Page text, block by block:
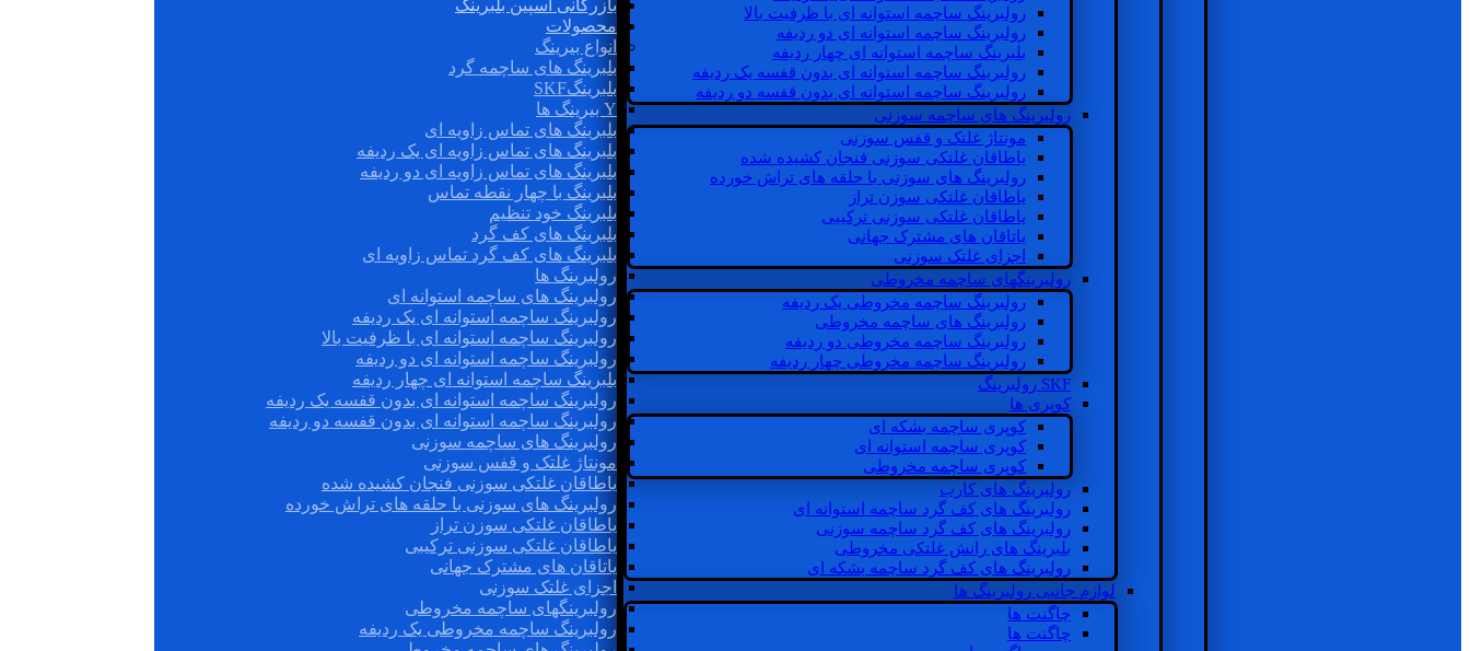
رولبرینگ ساچمه استوانه ای با ظرفیت بالا
رولبرینگ ساچمه استوانه ای دو ردیفه
بلبرینگ ساچمه استوانه ای چهار ردیفه
رولبرینگ ساچمه استوانه ای بدون قفسه یک ردیفه
رولبرینگ ساچمه استوانه ای بدون قفسه دو ردیفه
رولبرینگ های ساچمه سوزنی
مونتاژ غلتک و قفس سوزنی
یاطاقان غلتکی سوزنی فنجان کشیده شده
رولبرینگ های سوزنی با حلقه های تراش خورده
یاطاقان غلتکی سوزن تراز
یاطاقان غلتکی سوزنی ترکیبی
یاتاقان های مشترک جهانی
اجزای غلتک سوزنی
رولبرینگهای ساچمه مخروطی
رولبرینگ ساچمه مخروطی یک ردیفه
رولبرینگ های ساچمه مخروطی
رولبرینگ ساچمه مخروطی دو ردیفه
رولبرینگ ساچمه مخروطی چهار ردیفه
SKF رولبرینگ
کوپری ها
کوپری ساچمه بشکه ای
کوپری ساچمه استوانه ای
کوپری ساچمه مخروطی
رولبرینگ های کارب
رولبرینگ های کف گرد ساچمه استوانه ای
رولبرینگ های کف گرد ساچمه سوزنی
بلبرینگ های رانش غلتکی مخروطی
رولبرینگ های کف گرد ساچمه بشکه ای
لوازم جانبی رولبرینگ ها
چاگنت ها
چاگنت ها
بازرگانی اسپین بلبرینگ
محصولات
انواع بیرینگ
بلبرینگ های ساچمه گرد
بلبرینگSKF
Y بیرینگ ها
بلبرینگ های تماس زاویه ای
بلبرینگ های تماس زاویه ای یک ردیفه
بلبرینگ های تماس زاویه ای دو ردیفه
بلبرینگ با چهار نقطه تماس
بلبرینگ خود تنظیم
بلبرینگ های کف گرد
بلبرینگ های کف گرد تماس زاویه ای
رولبرینگ ها
رولبرینگ های ساچمه استوانه ای
رولبرینگ ساچمه استوانه ای یک ردیفه
رولبرینگ ساچمه استوانه ای با ظرفیت بالا
رولبرینگ ساچمه استوانه ای دو ردیفه
بلبرینگ ساچمه استوانه ای چهار ردیفه
رولبرینگ ساچمه استوانه ای بدون قفسه یک ردیفه
رولبرینگ ساچمه استوانه ای بدون قفسه دو ردیفه
رولبرینگ های ساچمه سوزنی
مونتاژ غلتک و قفس سوزنی
یاطاقان غلتکی سوزنی فنجان کشیده شده
رولبرینگ های سوزنی با حلقه های تراش خورده
یاطاقان غلتکی سوزن تراز
یاطاقان غلتکی سوزنی ترکیبی
یاتاقان های مشترک جهانی
اجزای غلتک سوزنی
رولبرینگهای ساچمه مخروطی
رولبرینگ ساچمه مخروطی یک ردیفه